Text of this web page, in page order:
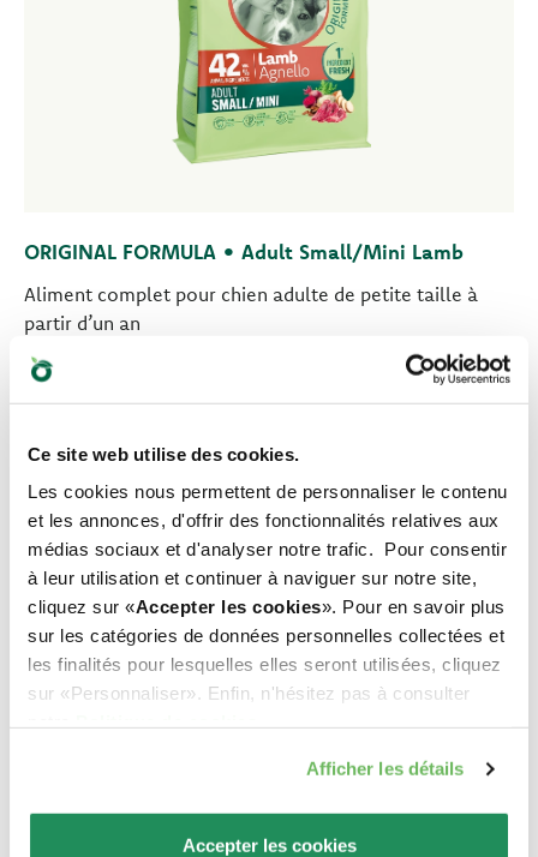
Ce site web utilise des cookies.
Les cookies nous permettent de personnaliser le contenu
et les annonces, d'offrir des fonctionnalités relatives aux
médias sociaux et d'analyser notre trafic. Pour consentir
à leur utilisation et continuer à naviguer sur notre site,
cliquez sur «Accepter les cookies». Pour en savoir plus
sur les catégories de données personnelles collectées et
les finalités pour lesquelles elles seront utilisées, cliquez
sur «Personnaliser». Enfin, n'hésitez pas à consulter
Afficher les détails
Accepter les cookies
ORIGINAL FORMULA • Adult Small/Mini Lamb
Aliment complet pour chien adulte de petite taille à
partir d’un an